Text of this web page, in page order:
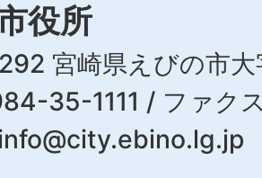
役所
宮崎県えびの市大
35-1111 / ファ